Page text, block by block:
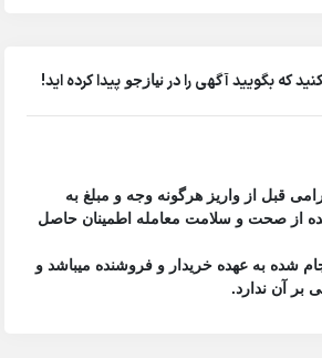
که بگویید آگهی را درنیازجوپیدا کرده اید!
قبل از واریز هرگونه وجه و مبلغ به
از صحت و سلامت معامله اطمینان حاصل
شده به عهده خریدار و فروشنده میباشد و
بر آن ندارد.